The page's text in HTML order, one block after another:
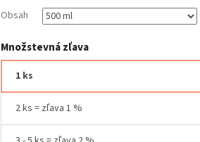
Obsah
Množstevná zľava
1 ks
2 ks = zľava 1 %